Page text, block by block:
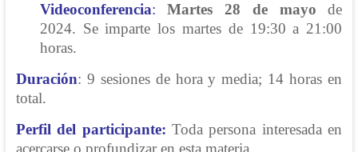
Videoconferencia:Martes 28 de mayo de
2024. Se imparte los martes de 19:30 a 21:00
horas.
Duración: 9 sesiones de hora y media; 14 horas en
total.
Perfil del participante: Toda persona interesada en